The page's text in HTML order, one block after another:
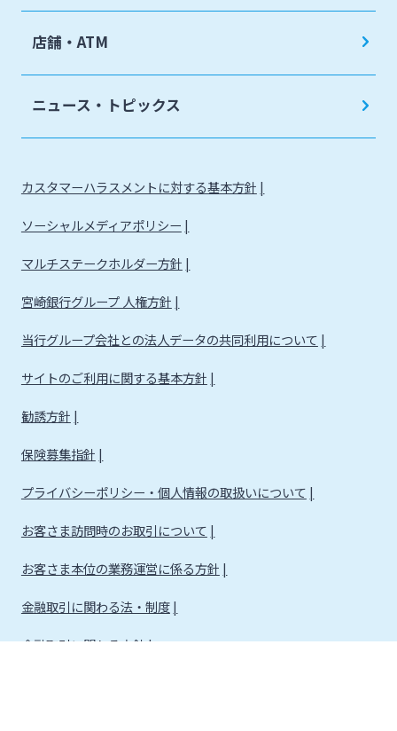
店舗・ATM
ニュース・トピックス
カスタマーハラスメントに対する基本方針
ソーシャルメディアポリシー
マルチステークホルダー方針
宮崎銀行グループ 人権方針
当行グループ会社との法人データの共同利用について
サイトのご利用に関する基本方針
勧誘方針
保険募集指針
プライバシーポリシー・個人情報の取扱いについて
お客さま訪問時のお取引について
お客さま本位の業務運営に係る方針
金融取引に関わる法・制度
金融取引に関わる方針